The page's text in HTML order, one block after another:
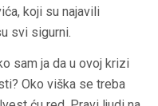
koji su najavili
svi sigurni.
sam ja da u ovoj krizi
Oko viška se treba